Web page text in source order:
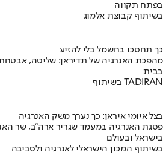
בפתח תקווה
בשיתוף קבוצת אלמוג
כך תחסכו בחשמל בלי להזיע
מהפכת האנרגיה של תדיראן: שליטה, אבטחת
בבית
בשיתוף TADIRAN
בצל איומי איראן: כך נערך משק האנרגיה
פסגת האנרגיה במעמד שגריר ארה"ב, שר
בישראל ובעולם
בשיתוף המכון הישראלי לאנרגיה ולסביבה